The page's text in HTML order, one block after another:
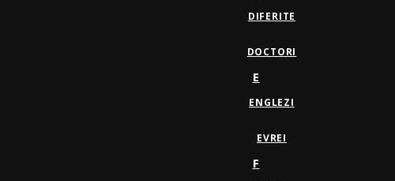
DIFERITE
DOCTORI
E
ENGLEZI
EVREI
F